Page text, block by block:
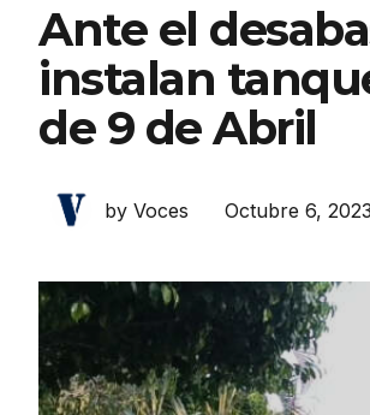
Ante el
instalan
de 9 de Abril
by Voces Octubre 6, 2023